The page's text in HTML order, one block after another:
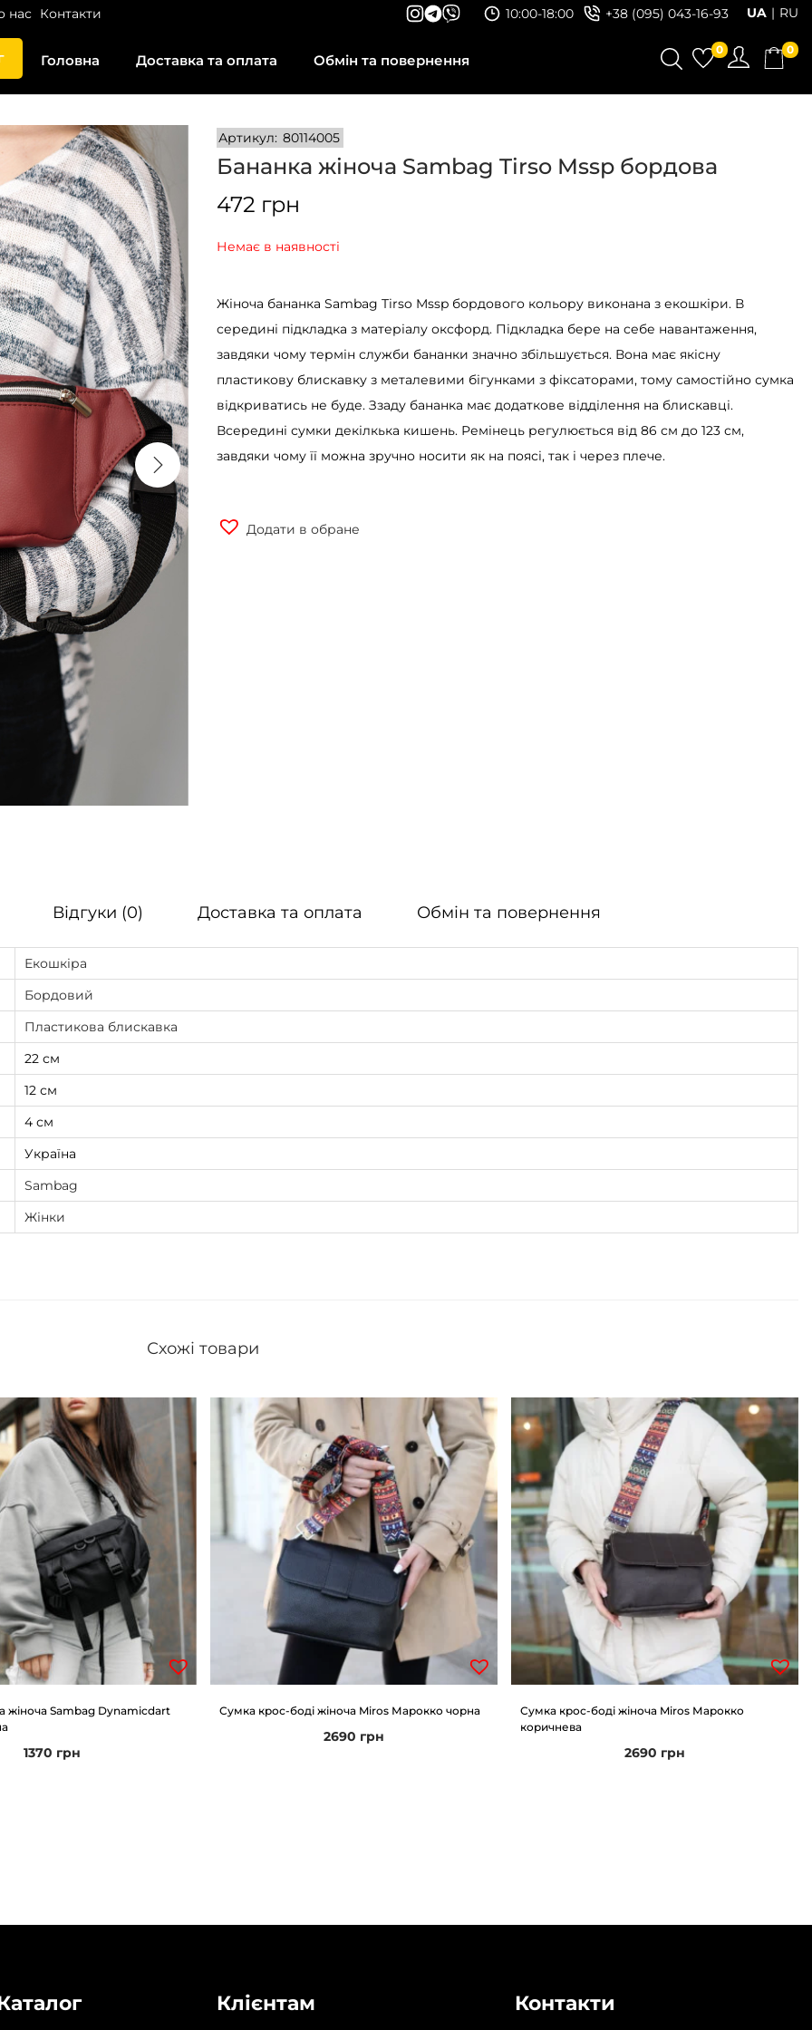
нас Контакти 10:00-18:00 +38 (095) 043-16-93 UA RU
Головна Доставка та оплата Обмін та повернення
0 0
Артикул: 80114005
Бананка жіноча Sambag Tirso Mssp бордова
472 грн
Немає в наявності
Жіноча бананка Sambag Tirso Mssp бордового кольору виконана з екошкіри. В
середині підкладка з матеріалу оксфорд. Підкладка бере на себе навантаження,
завдяки чому термін служби бананки значно збільшується. Вона має якісну
пластикову блискавку з металевими бігунками з фіксаторами, тому самостійно сумка
відкриватись не буде. Ззаду бананка має додаткове відділення на блискавці.
Всередині сумки декілкька кишень. Ремінець регулюється від 86 см до 123 см,
завдяки чому її можна зручно носити як на поясі, так і через плече.
Додати в обране
Відгуки (0) Доставка та оплата Обмін та повернення
Екошкіра
Бордовий
Пластикова блискавка
22 см
12 см
4 см
Україна
Sambag
Жінки
Схожі товари
жіноча Sambag Dynamicdart
1370 грн
Сумка крос-боді жіноча Miros Марокко чорна
2690 грн
Сумка крос-боді жіноча Miros Марокко
коричнева
2690 грн
Клієнтам Контакти